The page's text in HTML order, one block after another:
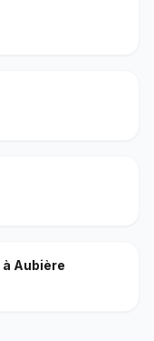
à Aubière